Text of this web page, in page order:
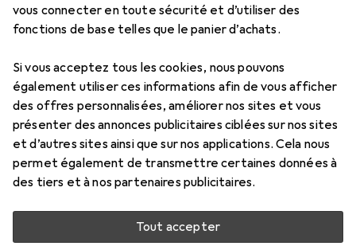
vous connecter en toute sécurité et d’utiliser des
fonctions de base telles que le panier d’achats.
Si vous acceptez tous les cookies, nous pouvons
également utiliser ces informations afin de vous afficher
des offres personnalisées, améliorer nos sites et vous
présenter des annonces publicitaires ciblées sur nos sites
et d’autres sites ainsi que sur nos applications. Cela nous
permet également de transmettre certaines données à
des tiers et à nos partenaires publicitaires.
Tout accepter